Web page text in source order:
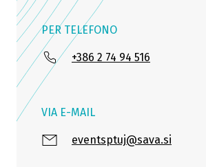
PER TELEFONO
+386 2 74 94 516
VIA E-MAIL
eventsptuj@sava.si